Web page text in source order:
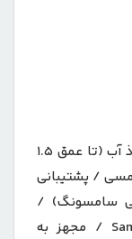
دارای استاندارد IP۶۸ و مقاوم در برابر نفوذ آب (تا عمق ۱.۵
قلم لمسی / پشتیبانی
سامسونگ) /
پشتیبانی از سیستم جدید Samsung DEX / مجهز به